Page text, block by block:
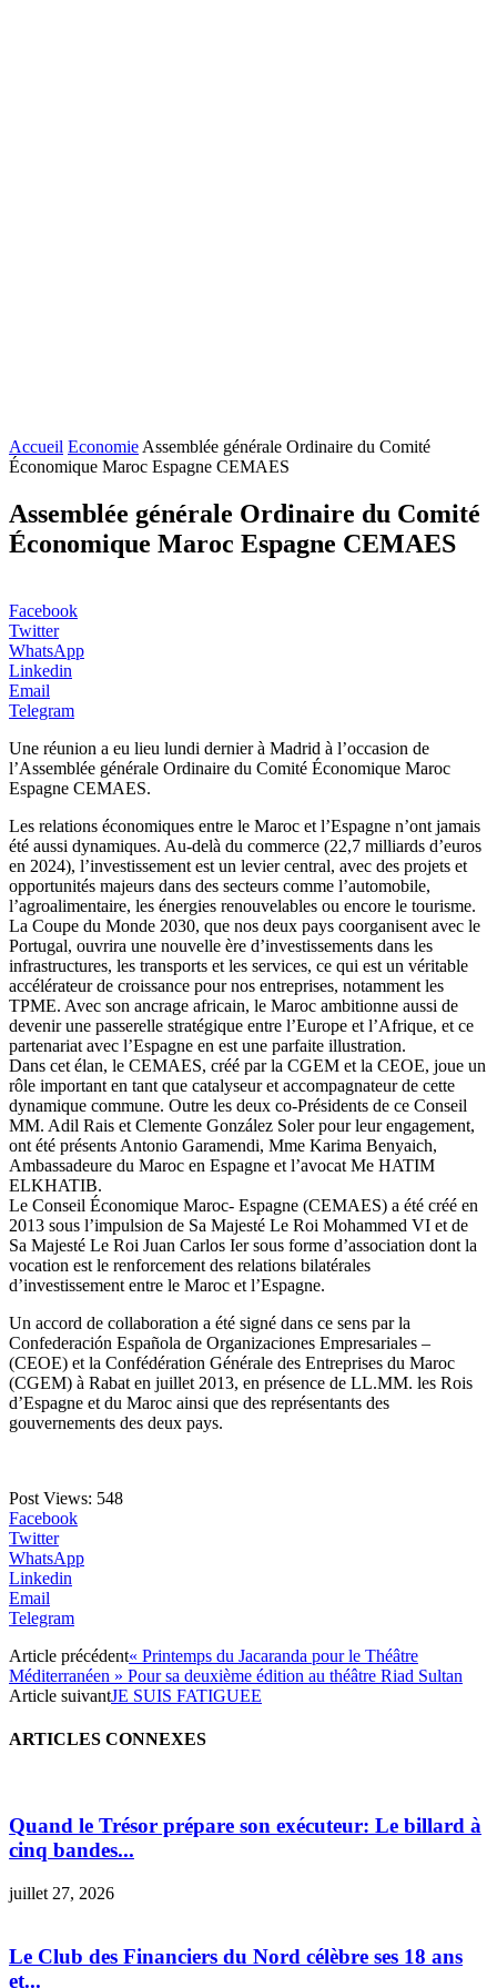
Accueil Economie Assemblée générale Ordinaire du Comité
Économique Maroc Espagne CEMAES
Assemblée générale Ordinaire du Comité
Économique Maroc Espagne CEMAES
Facebook
Twitter
WhatsApp
Linkedin
Email
Telegram
Une réunion a eu lieu lundi dernier à Madrid à l’occasion de
l’Assemblée générale Ordinaire du Comité Économique Maroc
Espagne CEMAES.
Les relations économiques entre le Maroc et l’Espagne n’ont jamais
été aussi dynamiques. Au-delà du commerce (22,7 milliards d’euros
en 2024), l’investissement est un levier central, avec des projets et
opportunités majeurs dans des secteurs comme l’automobile,
l’agroalimentaire, les énergies renouvelables ou encore le tourisme.
La Coupe du Monde 2030, que nos deux pays coorganisent avec le
Portugal, ouvrira une nouvelle ère d’investissements dans les
infrastructures, les transports et les services, ce qui est un véritable
accélérateur de croissance pour nos entreprises, notamment les
TPME. Avec son ancrage africain, le Maroc ambitionne aussi de
devenir une passerelle stratégique entre l’Europe et l’Afrique, et ce
partenariat avec l’Espagne en est une parfaite illustration.
Dans cet élan, le CEMAES, créé par la CGEM et la CEOE, joue un
rôle important en tant que catalyseur et accompagnateur de cette
dynamique commune. Outre les deux co-Présidents de ce Conseil
MM. Adil Rais et Clemente González Soler pour leur engagement,
ont été présents Antonio Garamendi, Mme Karima Benyaich,
Ambassadeure du Maroc en Espagne et l’avocat Me HATIM
ELKHATIB.
Le Conseil Économique Maroc- Espagne (CEMAES) a été créé en
2013 sous l’impulsion de Sa Majesté Le Roi Mohammed VI et de
Sa Majesté Le Roi Juan Carlos Ier sous forme d’association dont la
vocation est le renforcement des relations bilatérales
d’investissement entre le Maroc et l’Espagne.
Un accord de collaboration a été signé dans ce sens par la
Confederación Española de Organizaciones Empresariales –
(CEOE) et la Confédération Générale des Entreprises du Maroc
(CGEM) à Rabat en juillet 2013, en présence de LL.MM. les Rois
d’Espagne et du Maroc ainsi que des représentants des
gouvernements des deux pays.
Post Views: 548
Facebook
Twitter
WhatsApp
Linkedin
Email
Telegram
Article précédent« Printemps du Jacaranda pour le Théâtre
Méditerranéen » Pour sa deuxième édition au théâtre Riad Sultan
Article suivantJE SUIS FATIGUEE
ARTICLES CONNEXES
Quand le Trésor prépare son exécuteur: Le billard à
cinq bandes...
juillet 27, 2026
Le Club des Financiers du Nord célèbre ses 18 ans
et...